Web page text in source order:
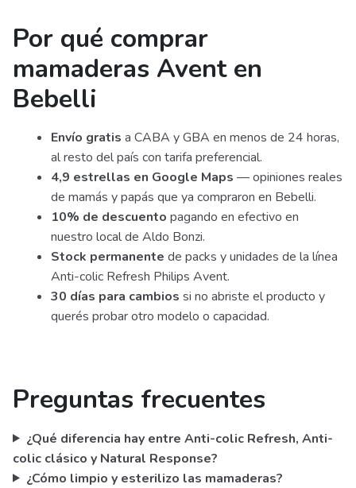
Por qué comprar
mamaderas Avent en
Bebelli
Envío gratis a CABA y GBA en menos de 24 horas,
al resto del país con tarifa preferencial.
4,9 estrellas en Google Maps — opiniones reales
de mamás y papás que ya compraron en Bebelli.
10% de descuento pagando en efectivo en
nuestro local de Aldo Bonzi.
Stock permanente de packs y unidades de la línea
Anti-colic Refresh Philips Avent.
30 días para cambios si no abriste el producto y
querés probar otro modelo o capacidad.
Preguntas frecuentes
¿Qué diferencia hay entre Anti-colic Refresh, Anti-
colic clásico y Natural Response?
¿Cómo limpio y esterilizo las mamaderas?